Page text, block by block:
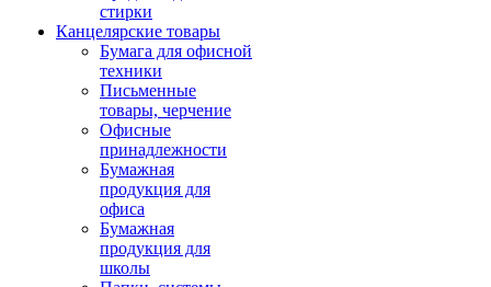
стирки
Канцелярские товары
Бумага для офисной
техники
Письменные
товары, черчение
Офисные
принадлежности
Бумажная
продукция для
офиса
Бумажная
продукция для
школы